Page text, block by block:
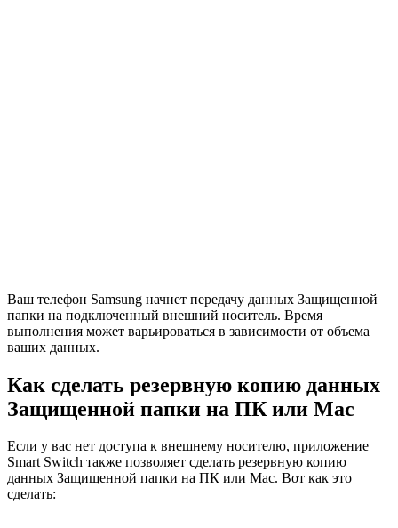
Ваш телефон Samsung начнет передачу данных Защищенной
папки на подключенный внешний носитель. Время
выполнения может варьироваться в зависимости от объема
ваших данных.
Как сделать резервную копию данных
Защищенной папки на ПК или Mac
Если у вас нет доступа к внешнему носителю, приложение
Smart Switch также позволяет сделать резервную копию
данных Защищенной папки на ПК или Mac. Вот как это
сделать: